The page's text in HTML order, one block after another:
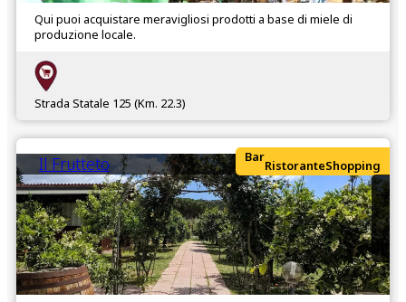
Qui puoi acquistare meravigliosi prodotti a base di miele di
produzione locale.
Strada Statale 125 (Km. 22.3)
Il Frutteto Bar
RistoranteShopping